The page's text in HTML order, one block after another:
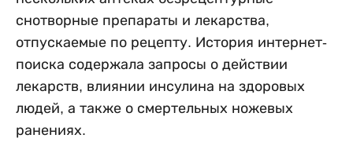
снотворные препараты и лекарства,
отпускаемые по рецепту. История интернет-
поиска содержала запросы о действии
лекарств, влиянии инсулина на здоровых
людей, а также о смертельных ножевых
ранениях.